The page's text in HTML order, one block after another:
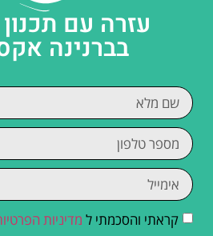
עזרה עם
בברנינה
קראתי והסכמתי ל מדיניות